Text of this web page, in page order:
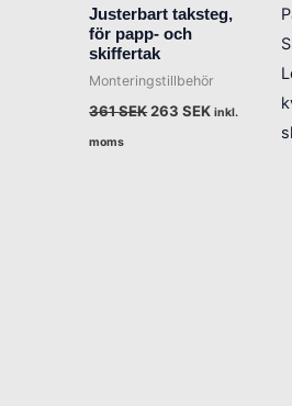
Justerbart taksteg,
för papp- och
skiffertak
Monteringstillbehör
361SEK
361 SEK.
263SEK
263 SEK.
inkl.
moms